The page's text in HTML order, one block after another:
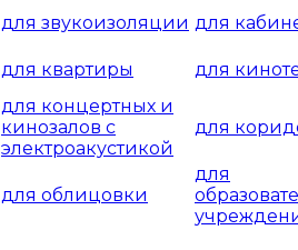
для звукоизоляции для
для квартиры для
для концертных и
кинозалов с
электроакустикой
для
для облицовки
для